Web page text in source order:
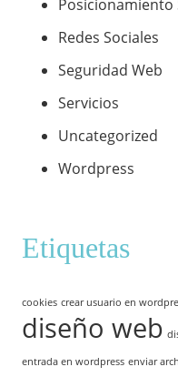
Posicionamiento
Redes Sociales
Seguridad Web
Servicios
Uncategorized
Wordpress
Etiquetas
cookies crear usuario en
diseño web
entrada en wordpress enviar